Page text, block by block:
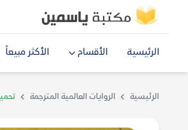
الرئيسية الأقسام الأكثر مبيعاً
الرئيسية الروايات العالمية المترجمة